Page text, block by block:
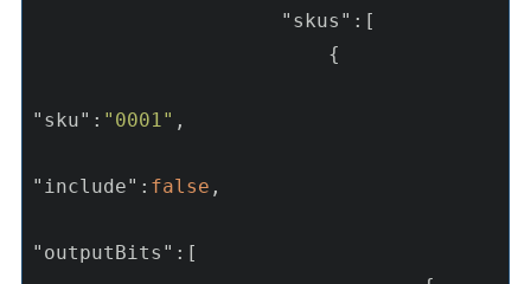
"skus" :[
"sku" : "0001" ,
"include" : false ,
"outputBits" :[